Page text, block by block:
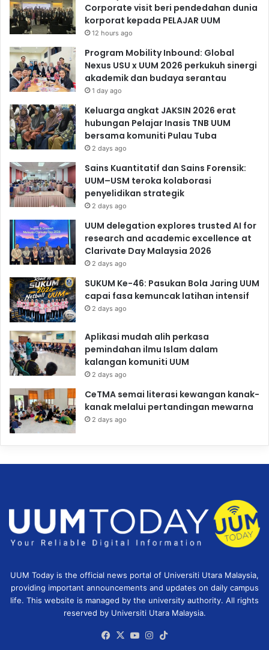
Corporate visit beri pendedahan dunia
korporat kepada PELAJAR UUM
12 hours ago
Program Mobility Inbound: Global
Nexus USU x UUM 2026 perkukuh sinergi
akademik dan budaya serantau
1 day ago
Keluarga angkat JAKSIN 2026 erat
hubungan Pelajar Inasis TNB UUM
bersama komuniti Pulau Tuba
2 days ago
Sains Kuantitatif dan Sains Forensik:
UUM–USM teroka kolaborasi
penyelidikan strategik
2 days ago
UUM delegation explores trusted AI for
research and academic excellence at
Clarivate Day Malaysia 2026
2 days ago
SUKUM Ke-46: Pasukan Bola Jaring UUM
capai fasa kemuncak latihan intensif
2 days ago
Aplikasi mudah alih perkasa
pemindahan ilmu Islam dalam
kalangan komuniti UUM
2 days ago
CeTMA semai literasi kewangan kanak-
kanak melalui pertandingan mewarna
2 days ago
UUM Today is the official news portal of Universiti Utara Malaysia,
providing important announcements and updates on daily campus
life. This website is managed by the university authority. All rights
reserved by Universiti Utara Malaysia.
Facebook
X YouTubeInstagram